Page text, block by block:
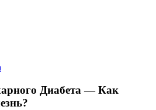
Диабета — Как